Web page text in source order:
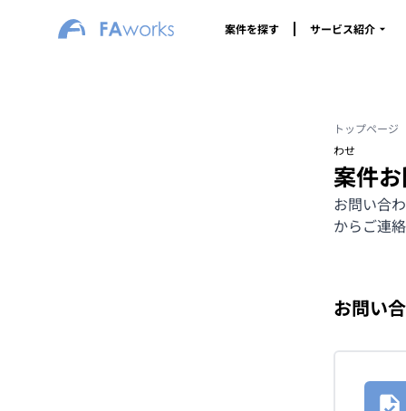
案件を探す サービス紹介
トップページ
わせ
案件
お問い合
からご連
お問い